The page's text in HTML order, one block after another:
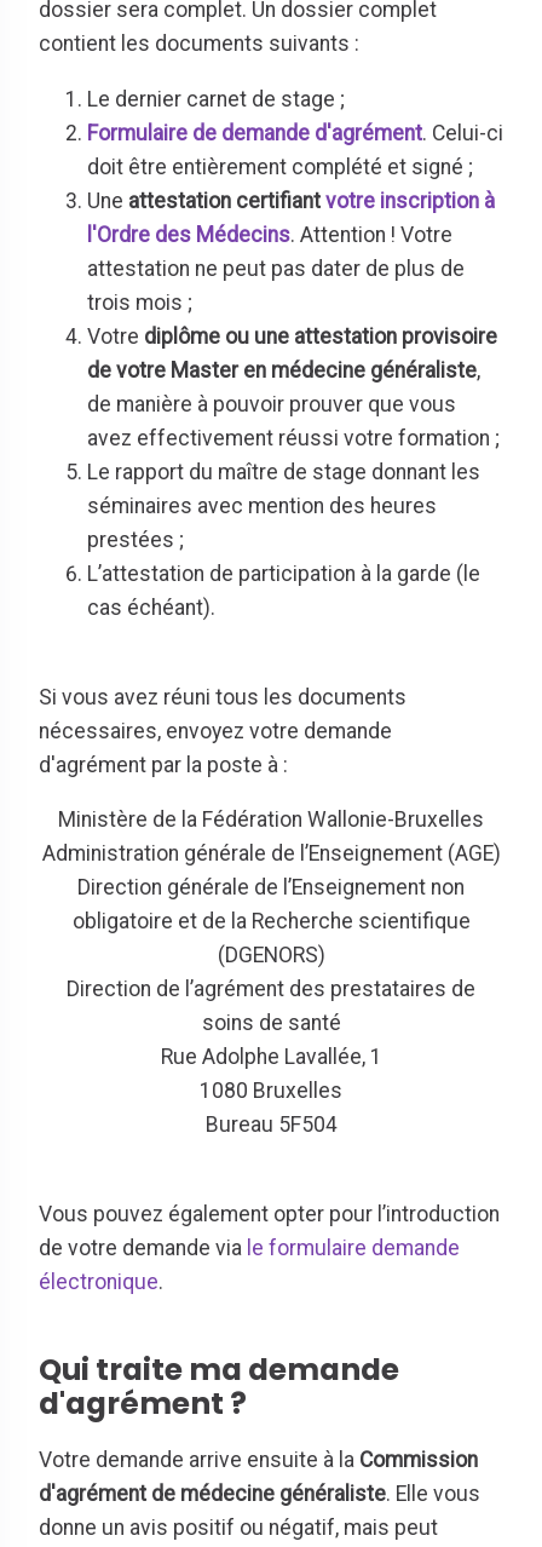
dossier sera complet. Un dossier complet
contient les documents suivants :
Le dernier carnet de stage ;
Formulaire de demande d'agrément. Celui-ci
doit être entièrement complété et signé ;
Une attestation certifiant votre inscription à
l'Ordre des Médecins. Attention ! Votre
attestation ne peut pas dater de plus de
trois mois ;
Votre diplôme ou une attestation provisoire
de votre Master en médecine généraliste,
de manière à pouvoir prouver que vous
avez effectivement réussi votre formation ;
Le rapport du maître de stage donnant les
séminaires avec mention des heures
prestées ;
L’attestation de participation à la garde (le
cas échéant).
Si vous avez réuni tous les documents
nécessaires, envoyez votre demande
d'agrément par la poste à :
Ministère de la Fédération Wallonie-Bruxelles
Administration générale de l’Enseignement (AGE)
Direction générale de l’Enseignement non
obligatoire et de la Recherche scientifique
(DGENORS)
Direction de l’agrément des prestataires de
soins de santé
Rue Adolphe Lavallée, 1
1080 Bruxelles
Bureau 5F504
Vous pouvez également opter pour l’introduction
de votre demande via le formulaire demande
électronique.
Qui traite ma demande
d'agrément ?
Votre demande arrive ensuite à la Commission
d'agrément de médecine généraliste. Elle vous
donne un avis positif ou négatif, mais peut